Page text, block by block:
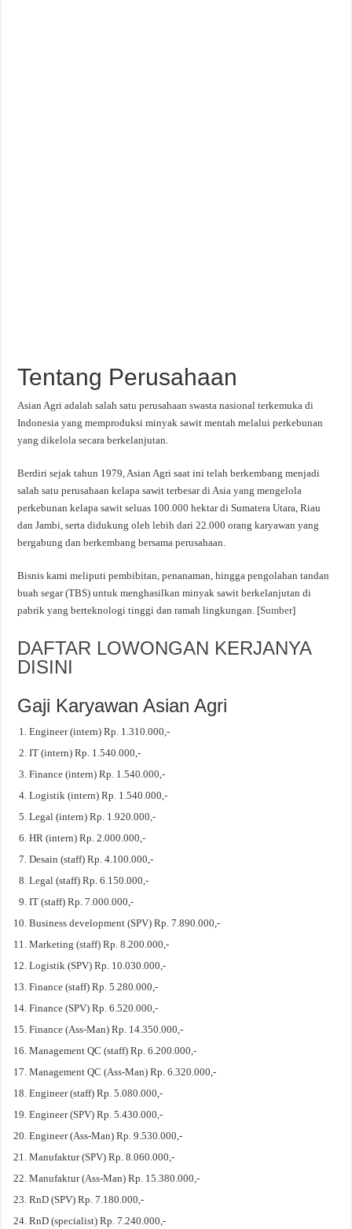
Tentang Perusahaan
Asian Agri adalah salah satu perusahaan swasta nasional terkemuka di
Indonesia yang memproduksi minyak sawit mentah melalui perkebunan
yang dikelola secara berkelanjutan.
Berdiri sejak tahun 1979, Asian Agri saat ini telah berkembang menjadi
salah satu perusahaan kelapa sawit terbesar di Asia yang mengelola
perkebunan kelapa sawit seluas 100.000 hektar di Sumatera Utara, Riau
dan Jambi, serta didukung oleh lebih dari 22.000 orang karyawan yang
bergabung dan berkembang bersama perusahaan.
Bisnis kami meliputi pembibitan, penanaman, hingga pengolahan tandan
buah segar (TBS) untuk menghasilkan minyak sawit berkelanjutan di
pabrik yang berteknologi tinggi dan ramah lingkungan. [Sumber]
DAFTAR LOWONGAN KERJANYA
DISINI
Gaji Karyawan Asian Agri
Engineer (intern) Rp. 1.310.000,-
IT (intern) Rp. 1.540.000,-
Finance (intern) Rp. 1.540.000,-
Logistik (intern) Rp. 1.540.000,-
Legal (intern) Rp. 1.920.000,-
HR (intern) Rp. 2.000.000,-
Desain (staff) Rp. 4.100.000,-
Legal (staff) Rp. 6.150.000,-
IT (staff) Rp. 7.000.000,-
Business development (SPV) Rp. 7.890.000,-
Marketing (staff) Rp. 8.200.000,-
Logistik (SPV) Rp. 10.030.000,-
Finance (staff) Rp. 5.280.000,-
Finance (SPV) Rp. 6.520.000,-
Finance (Ass-Man) Rp. 14.350.000,-
Management QC (staff) Rp. 6.200.000,-
Management QC (Ass-Man) Rp. 6.320.000,-
Engineer (staff) Rp. 5.080.000,-
Engineer (SPV) Rp. 5.430.000,-
Engineer (Ass-Man) Rp. 9.530.000,-
Manufaktur (SPV) Rp. 8.060.000,-
Manufaktur (Ass-Man) Rp. 15.380.000,-
RnD (SPV) Rp. 7.180.000,-
RnD (specialist) Rp. 7.240.000,-